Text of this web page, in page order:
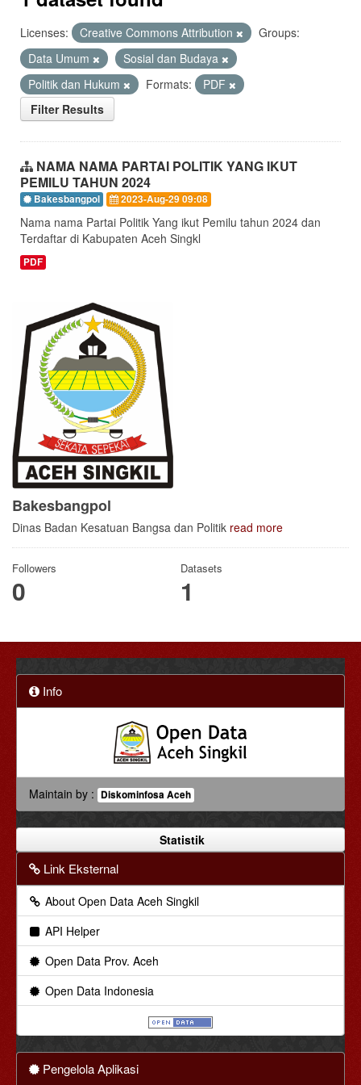
Licenses: Creative Commons Attribution
Groups:
Data Umum
Sosial dan Budaya
Politik dan Hukum
Formats:
PDF
Filter Results
NAMA NAMA PARTAI POLITIK YANG IKUT
PEMILU TAHUN 2024
Bakesbangpol 2023-Aug-29 09:08
Nama nama Partai Politik Yang ikut Pemilu tahun 2024 dan
Terdaftar di Kabupaten Aceh Singkl
PDF
Bakesbangpol
Dinas Badan Kesatuan Bangsa dan Politik read more
Followers
0
Datasets
1
Info
Maintain by : Diskominfosa Aceh
Statistik
Link Eksternal
About Open Data Aceh Singkil
API Helper
Open Data Prov. Aceh
Open Data Indonesia
Pengelola Aplikasi